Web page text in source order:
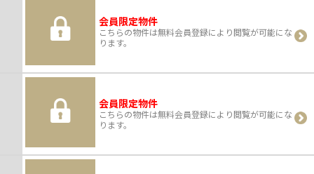
会員限定物件
こちらの物件は無料会員登録により閲覧が可能にな
ります。
会員限定物件
こちらの物件は無料会員登録により閲覧が可能にな
ります。